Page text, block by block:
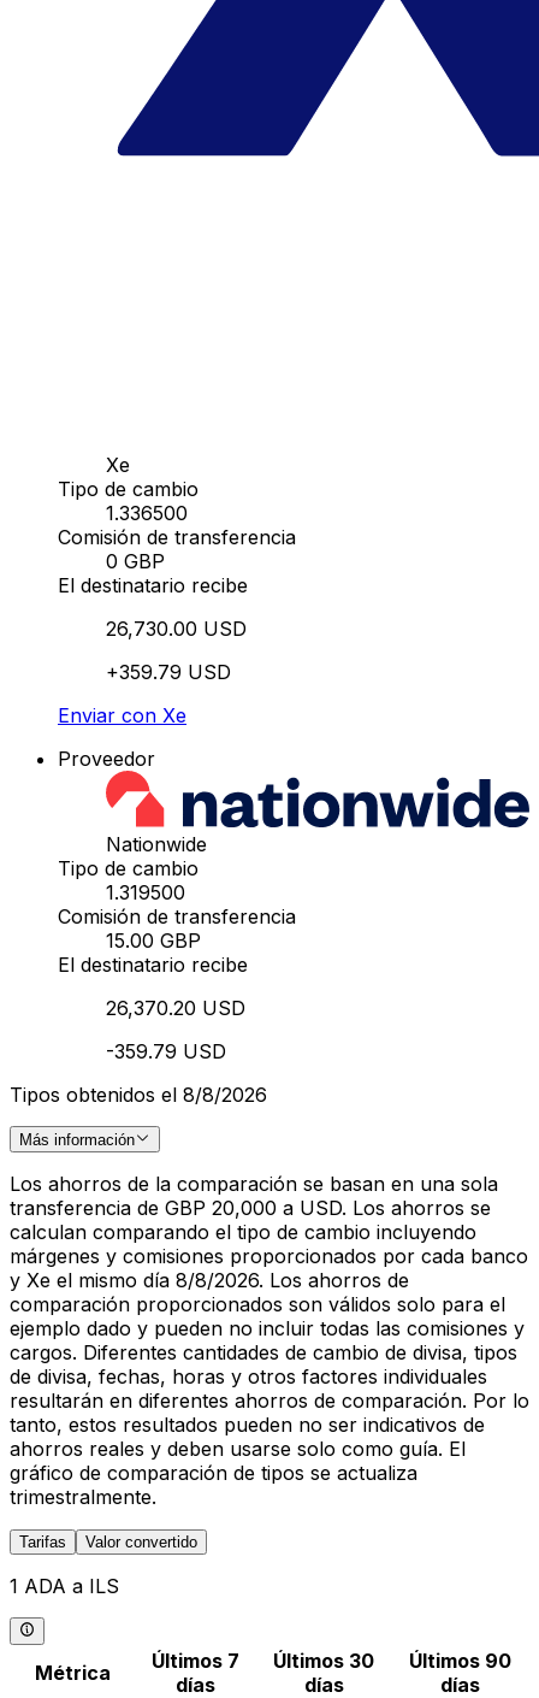
Xe
Tipo de cambio
1.336500
Comisión de transferencia
0 GBP
El destinatario recibe
26,730.00 USD
+359.79 USD
Enviar con Xe
Proveedor
Nationwide
Tipo de cambio
1.319500
Comisión de transferencia
15.00 GBP
El destinatario recibe
26,370.20 USD
-359.79 USD
Tipos obtenidos el 8/8/2026
Más información
Los ahorros de la comparación se basan en una sola
transferencia de GBP 20,000 a USD. Los ahorros se
calculan comparando el tipo de cambio incluyendo
márgenes y comisiones proporcionados por cada banco
y Xe el mismo día 8/8/2026. Los ahorros de
comparación proporcionados son válidos solo para el
ejemplo dado y pueden no incluir todas las comisiones y
cargos. Diferentes cantidades de cambio de divisa, tipos
de divisa, fechas, horas y otros factores individuales
resultarán en diferentes ahorros de comparación. Por lo
tanto, estos resultados pueden no ser indicativos de
ahorros reales y deben usarse solo como guía. El
gráfico de comparación de tipos se actualiza
trimestralmente.
Tarifas Valor convertido
1 ADA a ILS
Métrica
Últimos 7
días
Últimos 30
días
Últimos 90
días